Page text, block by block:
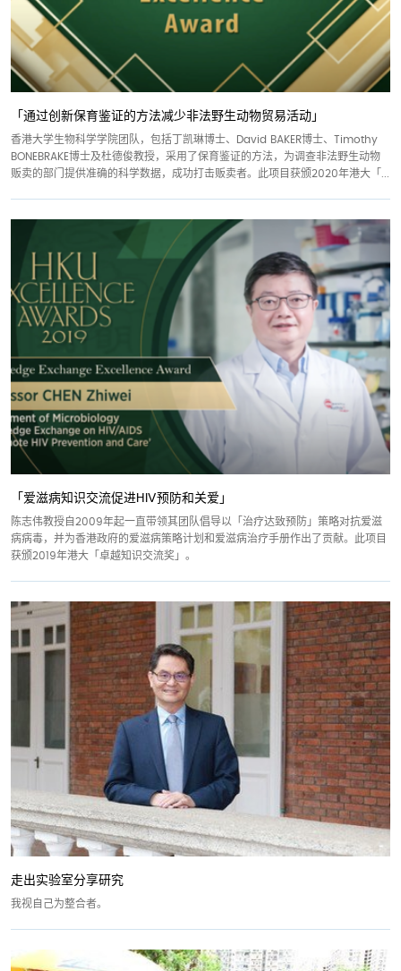
「通过创新保育鉴证的方法减少非法野生动物贸易活动」
香港大学生物科学学院团队，包括丁凯琳博士、David BAKER博士、Timothy
BONEBRAKE博士及杜德俊教授，采用了保育鉴证的方法，为调查非法野生动物
贩卖的部门提供准确的科学数据，成功打击贩卖者。此项目获颁2020年港大「...
「爱滋病知识交流促进HIV预防和关爱」
陈志伟教授自2009年起一直带领其团队倡导以「治疗达致预防」策略对抗爱滋
病病毒，并为香港政府的爱滋病策略计划和爱滋病治疗手册作出了贡献。此项目
获颁2019年港大「卓越知识交流奖」。
走出实验室分享研究
我视自己为整合者。